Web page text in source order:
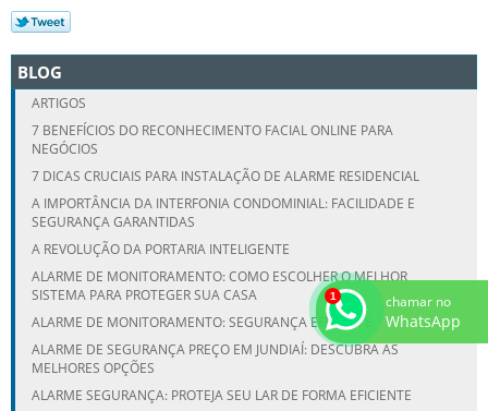
BLOG
ARTIGOS
7 BENEFÍCIOS DO RECONHECIMENTO FACIAL ONLINE PARA
NEGÓCIOS
7 DICAS CRUCIAIS PARA INSTALAÇÃO DE ALARME RESIDENCIAL
A IMPORTÂNCIA DA INTERFONIA CONDOMINIAL: FACILIDADE E
SEGURANÇA GARANTIDAS
A REVOLUÇÃO DA PORTARIA INTELIGENTE
ALARME DE MONITORAMENTO: COMO ESCOLHER O MELHOR
SISTEMA PARA PROTEGER SUA CASA
ALARME DE MONITORAMENTO: SEGURANÇA EFICIENTE
ALARME DE SEGURANÇA PREÇO EM JUNDIAÍ: DESCUBRA AS
MELHORES OPÇÕES
ALARME SEGURANÇA: PROTEJA SEU LAR DE FORMA EFICIENTE
chamar no
WhatsApp